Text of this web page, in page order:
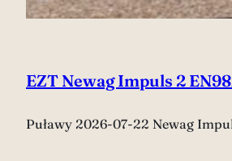
EZT Newag Impuls 2
Puławy 2026-07-22 Newag